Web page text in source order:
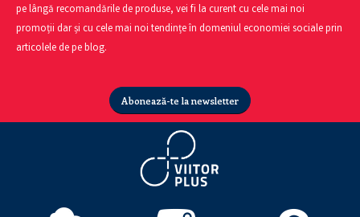
pe lângă recomandările de produse, vei fi la curent cu cele mai noi
promoții dar și cu cele mai noi tendințe în domeniul economiei sociale prin
articolele de pe blog.
Abonează-te la newsletter